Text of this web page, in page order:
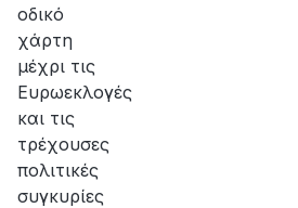
οδικό
χάρτη
μέχρι τις
Ευρωεκλογές
και τις
τρέχουσες
πολιτικές
συγκυρίες